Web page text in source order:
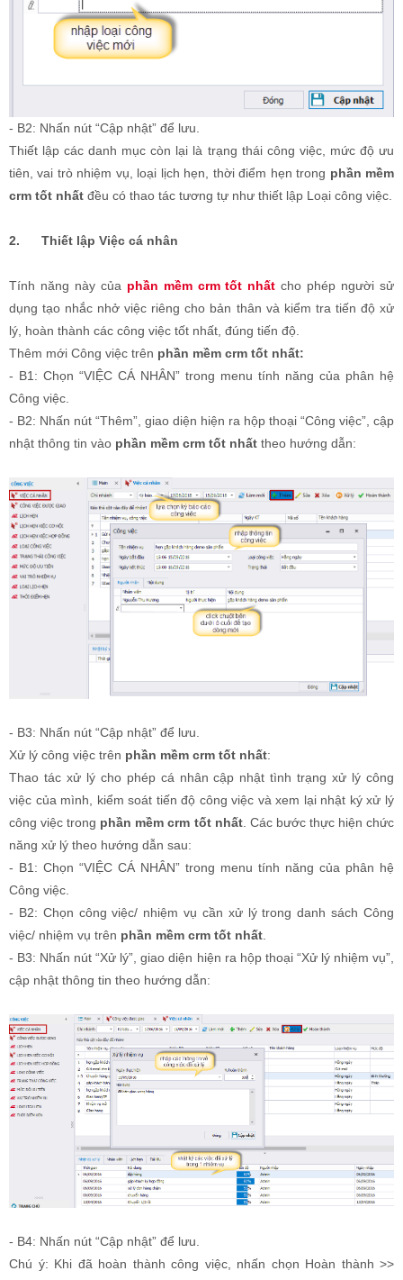
- B2: Nhấn nút “Cập nhật” để lưu.
Thiết lập các danh mục còn lại là trạng thái công việc, mức độ ưu
tiên, vai trò nhiệm vụ, loại lịch hẹn, thời điểm hẹn trong phần mềm
crm tốt nhất đều có thao tác tương tự như thiết lập Loại công việc.
2. Thiết lập Việc cá nhân
Tính năng này của phần mềm crm tốt nhất cho phép người sử
dụng tạo nhắc nhở việc riêng cho bản thân và kiểm tra tiến độ xử
lý, hoàn thành các công việc tốt nhất, đúng tiến độ.
Thêm mới Công việc trên phần mềm crm tốt nhất:
- B1: Chọn “VIỆC CÁ NHÂN” trong menu tính năng của phân hệ
Công việc.
- B2: Nhấn nút “Thêm”, giao diện hiện ra hộp thoại “Công việc”, cập
nhật thông tin vào phần mềm crm tốt nhất theo hướng dẫn:
- B3: Nhấn nút “Cập nhật” để lưu.
Xử lý công việc trên phần mềm crm tốt nhất:
Thao tác xử lý cho phép cá nhân cập nhật tình trạng xử lý công
việc của mình, kiểm soát tiến độ công việc và xem lại nhật ký xử lý
công việc trong phần mềm crm tốt nhất. Các bước thực hiện chức
năng xử lý theo hướng dẫn sau:
- B1: Chọn “VIỆC CÁ NHÂN” trong menu tính năng của phân hệ
Công việc.
- B2: Chọn công việc/ nhiệm vụ cần xử lý trong danh sách Công
việc/ nhiệm vụ trên phần mềm crm tốt nhất.
- B3: Nhấn nút “Xử lý”, giao diện hiện ra hộp thoại “Xử lý nhiệm vụ”,
cập nhật thông tin theo hướng dẫn:
- B4: Nhấn nút “Cập nhật” để lưu.
Chú ý: Khi đã hoàn thành công việc, nhấn chọn Hoàn thành >>